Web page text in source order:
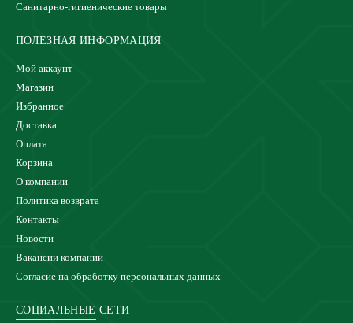
Санитарно-гигиенические товары
ПОЛЕЗНАЯ ИНФОРМАЦИЯ
Мой аккаунт
Магазин
Избранное
Доставка
Оплата
Корзина
О компании
Политика возврата
Контакты
Новости
Вакансии компании
Согласие на обработку персональных данных
СОЦИАЛЬНЫЕ СЕТИ